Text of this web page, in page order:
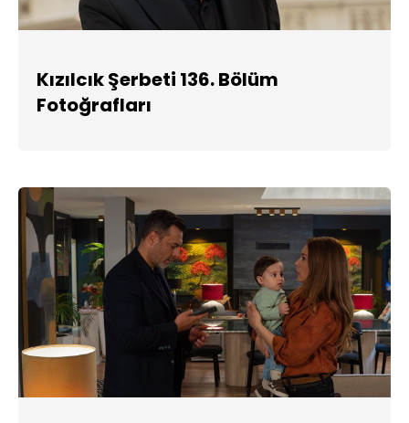
Kızılcık Şerbeti 136. Bölüm
Fotoğrafları